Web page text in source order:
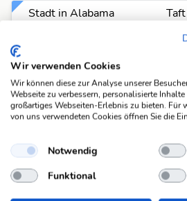
Stadt in Alabama
Stadt in Kalifornien
Stadt in Kentucky
Stadt in Louisiana
Stadt in Minnesota Taft
Wir verwenden Cookies
Wir können diese zur Analyse unserer
Webseite zu verbessern, personalisierte
großartiges Webseiten-Erlebnis zu bieten. Für
von uns verwendeten Cookies öffnen Sie die
Notwendig
Funktional